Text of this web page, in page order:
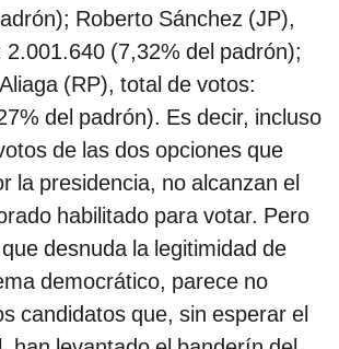
Roberto Sánchez (JP),
(7,32% del padrón);
(RP), total de votos:
del padrón). Es decir, incluso
de las dos opciones que
la presidencia, no alcanzan el
habilitado para votar. Pero
desnuda la legitimidad de
democrático, parece no
candidatos que, sin esperar el